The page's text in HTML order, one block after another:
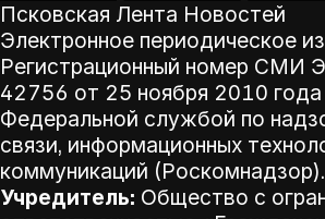
Псковская Лента Новостей
Электронное периодическое
Регистрационный номер
42756 от 25 ноября 2010
Федеральной службой по
связи, информационных
коммуникаций (Роскомнадзор).
Учредитель: Общество с